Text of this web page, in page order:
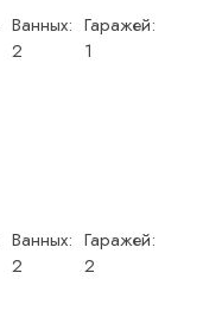
Ванных:
2
Гаражей:
1
Ванных:
2
Гаражей:
2